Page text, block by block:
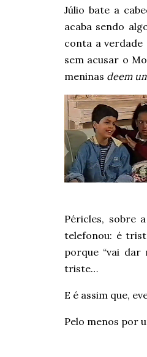
Júlio bate a
acaba sendo
conta a verdade
sem acusar o
meninas deem
Péricles, sobre
telefonou: é
porque “vai dar
triste…
E é assim que,
Pelo menos por